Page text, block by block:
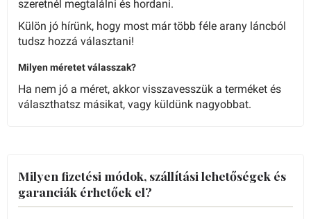
szeretnél megtalálni és hordani.
Külön jó hírünk, hogy most már több féle arany láncból
tudsz hozzá választani!
Milyen méretet válasszak?
Ha nem jó a méret, akkor visszavesszük a terméket és
választhatsz másikat, vagy küldünk nagyobbat.
Milyen fizetési módok, szállítási lehetőségek és
garanciák érhetőek el?